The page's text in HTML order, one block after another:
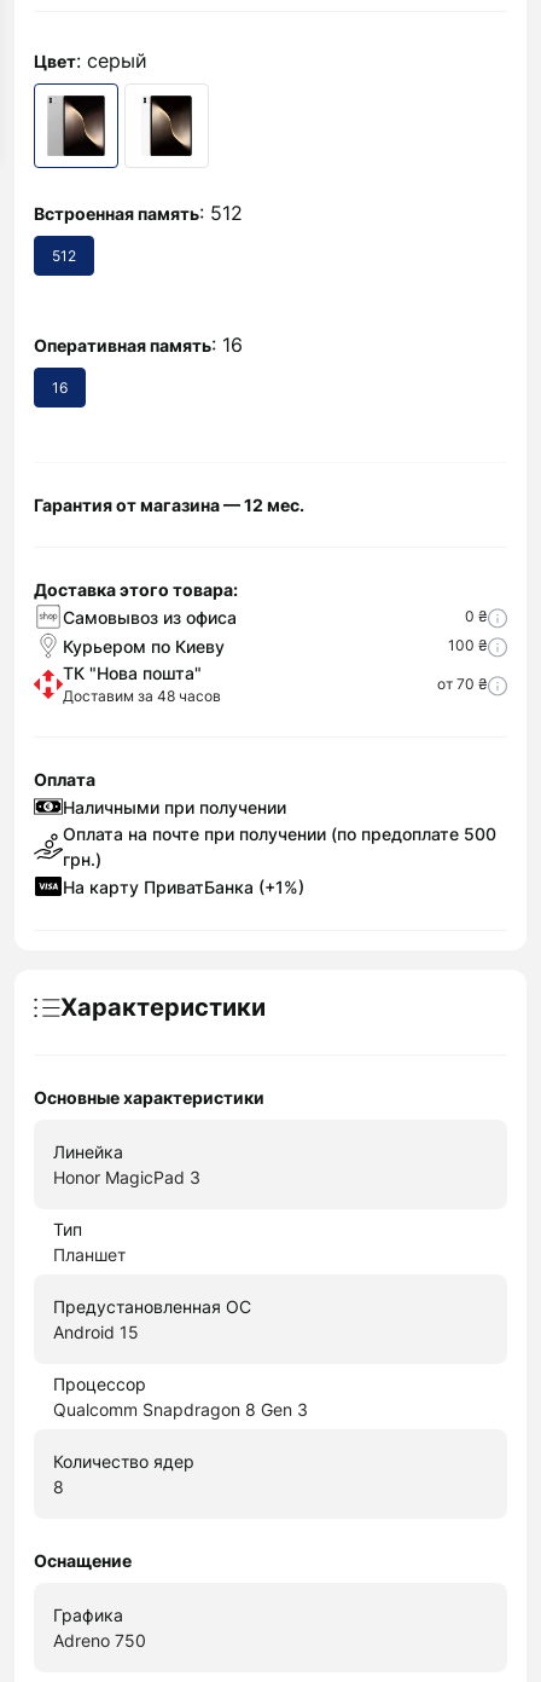
Цвет: серый
Встроенная память: 512
512
Оперативная память: 16
16
Гарантия от магазина — 12 мес.
Доставка этого товара:
Самовывоз из офиса
0 ₴
Курьером по Киеву 100 ₴
ТК "Нова пошта"
Доставим за 48 часов
от 70 ₴
Оплата
Наличными при получении
Оплата на почте при получении (по предоплате 500
грн.)
На карту ПриватБанка (+1%)
Характеристики
Основные характеристики
Линейка
Honor MagicPad 3
Тип
Планшет
Предустановленная ОС
Android 15
Процессор
Qualcomm Snapdragon 8 Gen 3
Количество ядер
8
Оснащение
Графика
Adreno 750